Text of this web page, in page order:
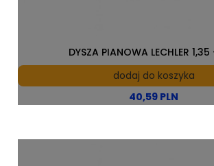
40,59 PLN
DYSZA PIANOWA LECHLER
dodaj do koszyka